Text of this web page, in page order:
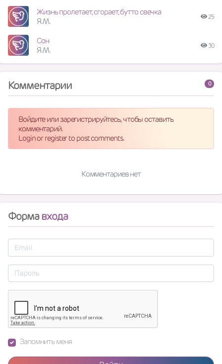
Жизнь пролетает, сгорает, бутто свечка
Я.М.
25
Сон
Я.М.
30
0
Комментарии
Войдите или зарегистрируйтесь, чтобы оставить
комментарий.
Login or register to post comments.
Комментариев нет
Формавхода
Запомнить меня